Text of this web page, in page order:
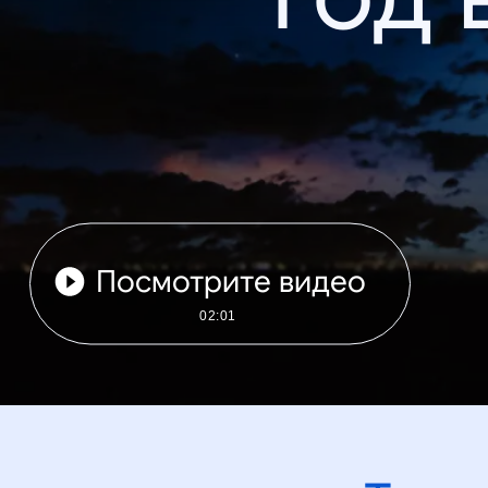
Посмотрите видео
02:01